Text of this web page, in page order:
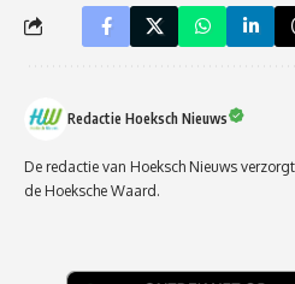
Redactie Hoeksch Nieuws
De redactie van Hoeksch Nieuws
de Hoeksche Waard.